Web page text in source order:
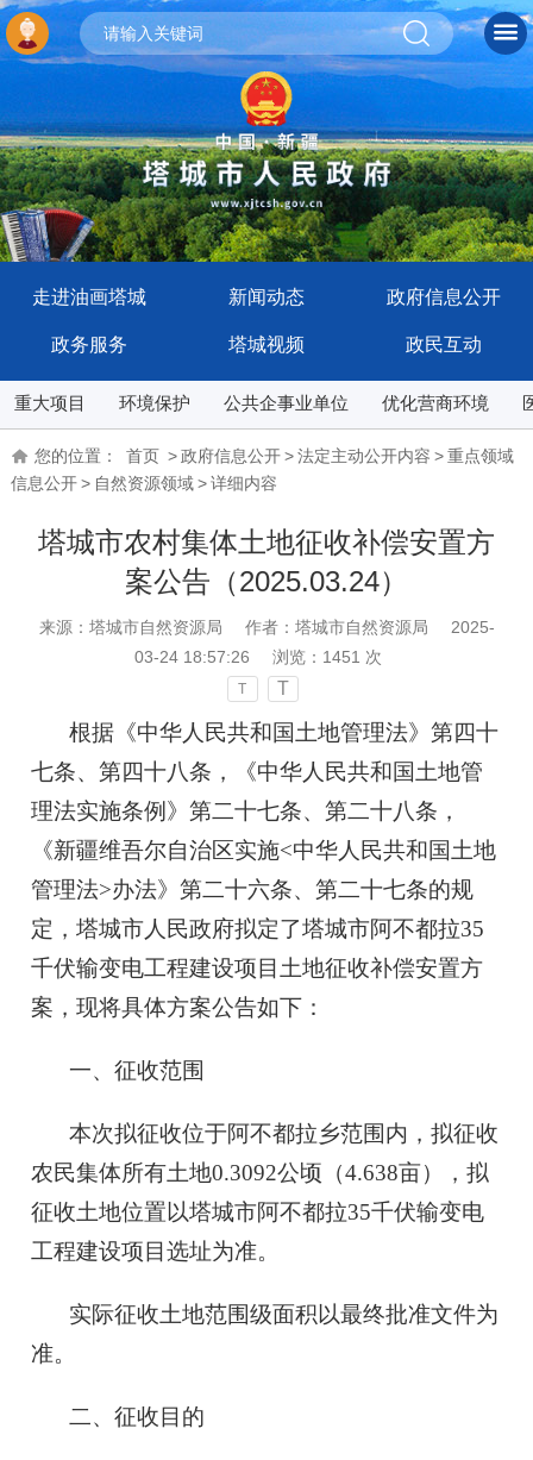
走进油画塔城 新闻动态 政府信息公开
政务服务 塔城视频 政民互动
重大项目 环境保护 公共企事业单位 优化营商环境
您的位置： 首页 >政府信息公开>法定主动公开内容 >重点领域
信息公开> 自然资源领域>详细内容
塔城市农村集体土地征收补偿安置方
案公告（2025.03.24）
来源：塔城市自然资源局 作者：塔城市自然资源局
2025-
03-24 18:57:26
浏览： 1451 次
T T
根据《中华人民共和国土地管理法》第四十
七条、第四十八条，《中华人民共和国土地管
理法实施条例》第二十七条、第二十八条，
《新疆维吾尔自治区实施<中华人民共和国土地
管理法>办法》第二十六条、第二十七条的规
定，塔城市人民政府拟定了塔城市阿不都拉35
千伏输变电工程建设项目土地征收补偿安置方
案，现将具体方案公告如下：
一、征收范围
本次拟征收位于阿不都拉乡范围内，拟征收
农民集体所有土地0.3092公顷（4.638亩），拟
征收土地位置以塔城市阿不都拉35千伏输变电
工程建设项目选址为准。
实际征收土地范围级面积以最终批准文件为
准。
二、征收目的